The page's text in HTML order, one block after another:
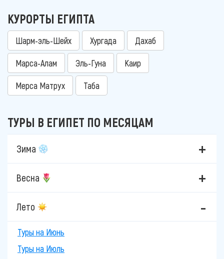
КУРОРТЫ ЕГИПТА
Шарм-эль-Шейх Хургада Дахаб
Марса-Алам Эль-Гуна Каир
Мерса Матрух Таба
ТУРЫ В ЕГИПЕТ ПО МЕСЯЦАМ
Зима
Весна
Лето
Туры на Июнь
Туры на Июль